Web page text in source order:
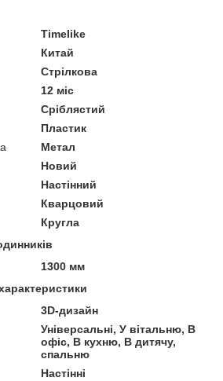
Timelike
Китай
Стрілкова
12 міс
Сріблястий
Пластик
Метал
Новий
Настінний
Кварцовий
Кругла
1300 мм
3D-дизайн
Універсальні, У вітальню, В
офіс, В кухню, В дитячу,
спальню
Настінні